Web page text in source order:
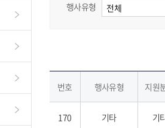
행사유형
번호 행사유형 지원
170 기타 기